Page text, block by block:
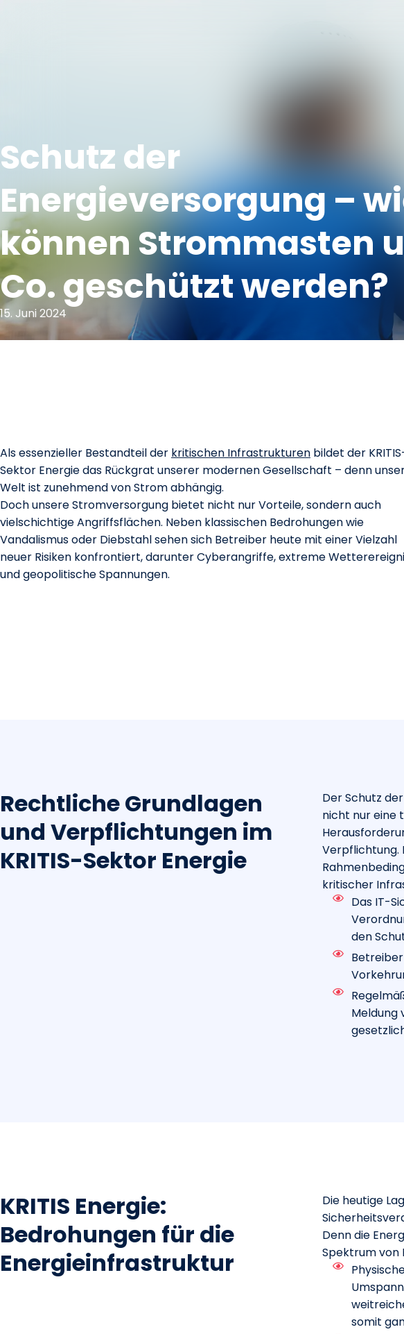
Schutz der
Energieversorgung –
können Strommasten
Co. geschützt werden?
15. Juni 2024
Als essenzieller Bestandteil der kritischen Infrastrukturen bildet der
Sektor Energie das Rückgrat unserer modernen Gesellschaft – denn
Welt ist zunehmend von Strom abhängig.
Doch unsere Stromversorgung bietet nicht nur Vorteile, sondern auch
vielschichtige Angriffsflächen. Neben klassischen Bedrohungen wie
Vandalismus oder Diebstahl sehen sich Betreiber heute mit einer Vielzahl
neuer Risiken konfrontiert, darunter Cyberangriffe, extreme
und geopolitische Spannungen.
Rechtliche Grundlagen
und Verpflichtungen im
KRITIS-Sektor Energie
Der Schutz
nicht nur eine
Verpflichtung.
kritischer
Das IT-
den
Meldung
KRITIS Energie:
Bedrohungen für die
Energieinfrastruktur
Die heutige
Denn die
Spektrum von
somit